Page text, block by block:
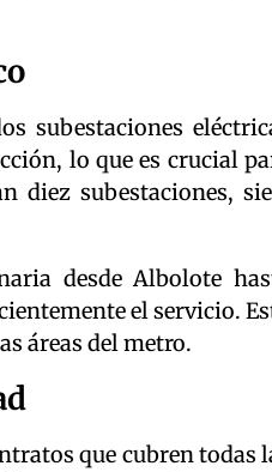
subestaciones
lo que es crucial
diez subestaciones,
desde Albolote
el servicio.
áreas del metro.
que cubren todas